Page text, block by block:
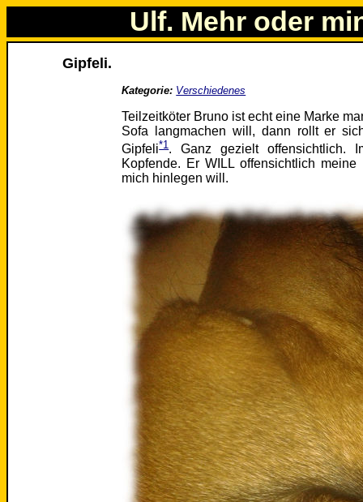
Ulf. Mehr oder
Gipfeli.
Kategorie: Verschiedenes
Teilzeitköter Bruno ist echt eine Marke
Sofa langmachen will, dann rollt er
Gipfeli*1. Ganz gezielt offensichtlich.
Kopfende. Er WILL offensichtlich
mich hinlegen will.